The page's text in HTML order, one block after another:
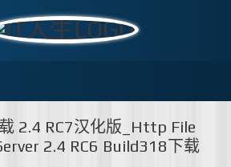
2.4 RC7汉化版_Http File
2.4 RC6 Build318下载